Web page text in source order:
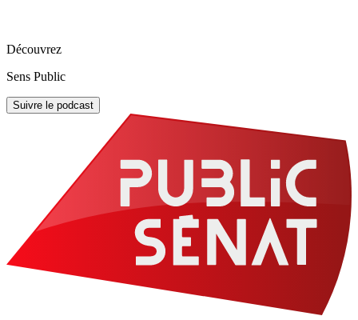
Découvrez
Sens Public
Suivre le podcast